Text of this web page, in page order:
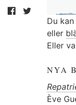
Du kan
eller
Eller
NYA
Ève